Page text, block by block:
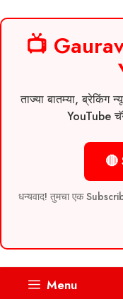
📺
ताज्या बातम्या, ब्रेकिंग
YouTube
🔴
धन्यवाद! तुमचा एक
Menu